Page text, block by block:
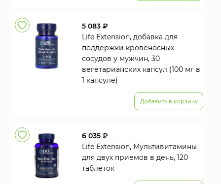
5 083 ₽
Life Extension, добавка для
поддержки кровеносных
сосудов у мужчин, 30
вегетарианских капсул (100 мг в
1 капсуле)
Добавить в корзину
6 035 ₽
Life Extension, Мультивитамины
для двух приемов в день, 120
таблеток